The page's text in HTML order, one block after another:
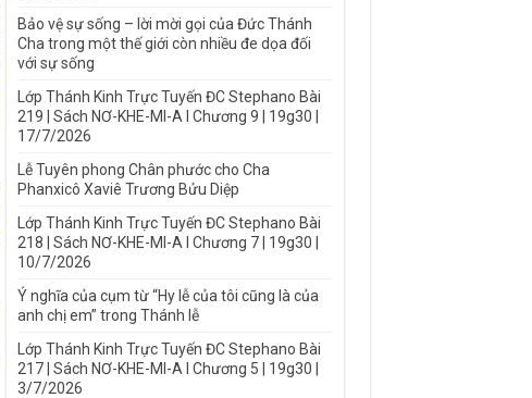
Bảo vệ sự sống – lời mời gọi của Đức Thánh
Cha trong một thế giới còn nhiều đe dọa đối
với sự sống
Lớp Thánh Kinh Trực Tuyến ĐC Stephano Bài
219 | Sách NƠ-KHE-MI-A I Chương 9 | 19g30 |
17/7/2026
Lễ Tuyên phong Chân phước cho Cha
Phanxicô Xaviê Trương Bửu Diệp
Lớp Thánh Kinh Trực Tuyến ĐC Stephano Bài
218 | Sách NƠ-KHE-MI-A I Chương 7 | 19g30 |
10/7/2026
Ý nghĩa của cụm từ “Hy lễ của tôi cũng là của
anh chị em” trong Thánh lễ
Lớp Thánh Kinh Trực Tuyến ĐC Stephano Bài
217 | Sách NƠ-KHE-MI-A I Chương 5 | 19g30 |
3/7/2026